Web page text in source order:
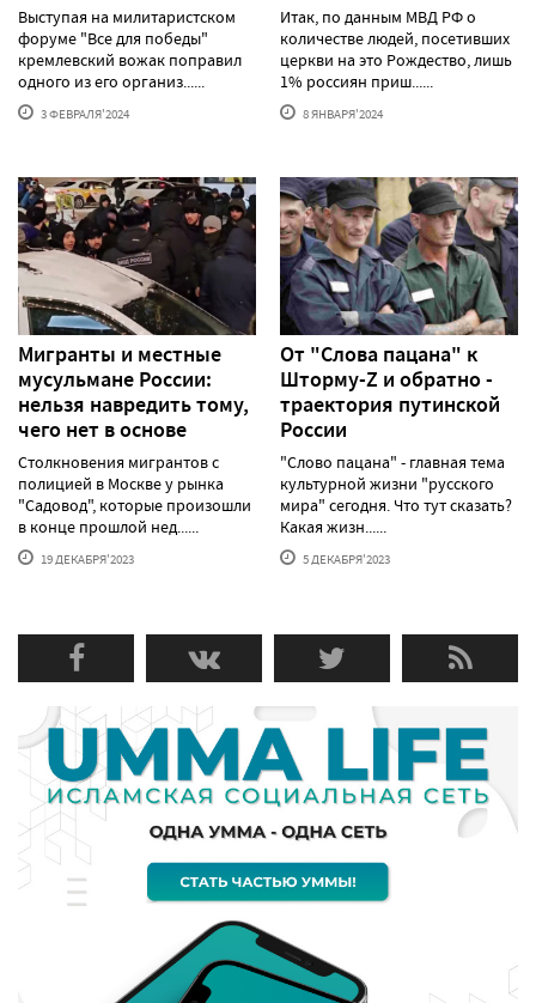
Выступая на милитаристском
форуме "Все для победы"
кремлевский вожак поправил
одного из его организ......
3 ФЕВРАЛЯ'2024
Итак, по данным МВД РФ о
количестве людей, посетивших
церкви на это Рождество, лишь
1% россиян приш......
8 ЯНВАРЯ'2024
Мигранты и местные
мусульмане России:
нельзя навредить тому,
чего нет в основе
Столкновения мигрантов с
полицией в Москве у рынка
"Садовод", которые произошли
в конце прошлой нед......
19 ДЕКАБРЯ'2023
От "Слова пацана" к
Шторму-Z и обратно -
траектория путинской
России
"Слово пацана" - главная тема
культурной жизни "русского
мира" сегодня. Что тут сказать?
Какая жизн......
5 ДЕКАБРЯ'2023